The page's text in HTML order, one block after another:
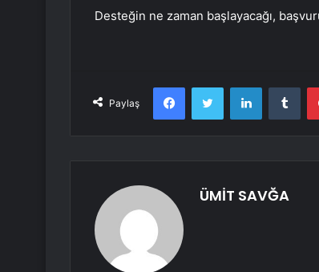
Desteğin ne zaman başlayacağı,
Paylaş
FacebookTwitter LinkedIn
ÜMİT SAVĞA